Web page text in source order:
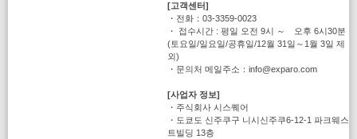
[고객센터]
・전화：03-3359-0023
・ 접수시간 : 평일 오전 9시 ～ 오후 6시30분
(토요일/일요일/공휴일/12월 31일～1월 3일 제
외)
・문의처 메일주소：info@exparo.com
[사업자 정보]
・주식회사 시스퀘어
・도쿄도 신주쿠구 니시신주쿠6-12-1 파크웨스
트빌딩 13층